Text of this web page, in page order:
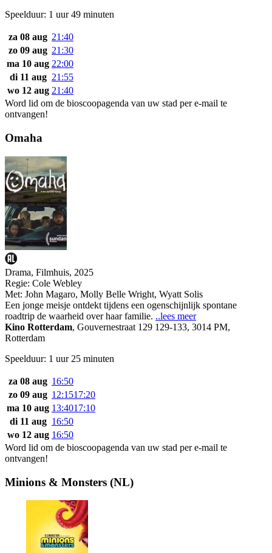
Speelduur: 1 uur 49 minuten
za 08 aug 21:40
zo 09 aug 21:30
ma 10 aug 22:00
di 11 aug 21:55
wo 12 aug 21:40
Word lid om de bioscoopagenda van uw stad per e-mail te
ontvangen!
Omaha
Drama, Filmhuis, 2025
Regie: Cole Webley
Met: John Magaro, Molly Belle Wright, Wyatt Solis
Een jonge meisje ontdekt tijdens een ogenschijnlijk spontane
roadtrip de waarheid over haar familie. ..lees meer
Kino Rotterdam, Gouvernestraat 129 129-133, 3014 PM,
Rotterdam
Speelduur: 1 uur 25 minuten
za 08 aug 16:50
zo 09 aug 12:1517:20
ma 10 aug 13:4017:10
di 11 aug 16:50
wo 12 aug 16:50
Word lid om de bioscoopagenda van uw stad per e-mail te
ontvangen!
Minions & Monsters (NL)